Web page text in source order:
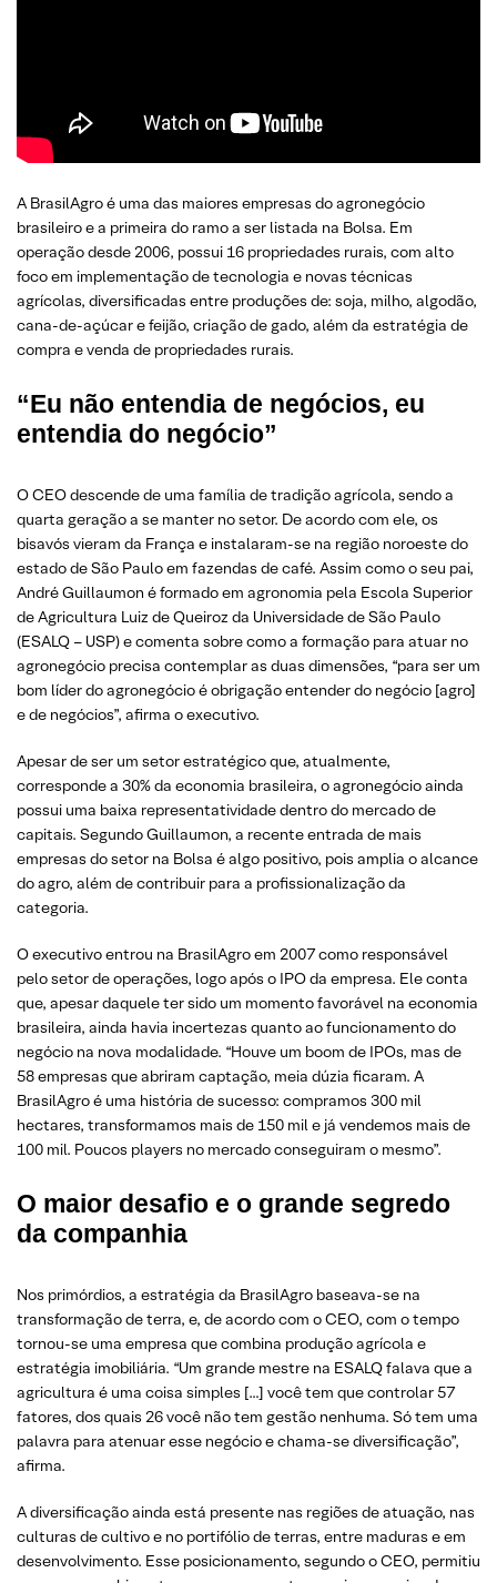
A BrasilAgro é uma das maiores empresas do agronegócio
brasileiro e a primeira do ramo a ser listada na Bolsa. Em
operação desde 2006, possui 16 propriedades rurais, com alto
foco em implementação de tecnologia e novas técnicas
agrícolas, diversificadas entre produções de: soja, milho, algodão,
cana-de-açúcar e feijão, criação de gado, além da estratégia de
compra e venda de propriedades rurais.
“Eu não entendia de negócios, eu
entendia do negócio”
O CEO descende de uma família de tradição agrícola, sendo a
quarta geração a se manter no setor. De acordo com ele, os
bisavós vieram da França e instalaram-se na região noroeste do
estado de São Paulo em fazendas de café. Assim como o seu pai,
André Guillaumon é formado em agronomia pela Escola Superior
de Agricultura Luiz de Queiroz da Universidade de São Paulo
(ESALQ – USP) e comenta sobre como a formação para atuar no
agronegócio precisa contemplar as duas dimensões, “para ser um
bom líder do agronegócio é obrigação entender do negócio [agro]
e de negócios”, afirma o executivo.
Apesar de ser um setor estratégico que, atualmente,
corresponde a 30% da economia brasileira, o agronegócio ainda
possui uma baixa representatividade dentro do mercado de
capitais. Segundo Guillaumon, a recente entrada de mais
empresas do setor na Bolsa é algo positivo, pois amplia o alcance
do agro, além de contribuir para a profissionalização da
categoria.
O executivo entrou na BrasilAgro em 2007 como responsável
pelo setor de operações, logo após o IPO da empresa. Ele conta
que, apesar daquele ter sido um momento favorável na economia
brasileira, ainda havia incertezas quanto ao funcionamento do
negócio na nova modalidade. “Houve um boom de IPOs, mas de
58 empresas que abriram captação, meia dúzia ficaram. A
BrasilAgro é uma história de sucesso: compramos 300 mil
hectares, transformamos mais de 150 mil e já vendemos mais de
100 mil. Poucos players no mercado conseguiram o mesmo”.
O maior desafio e o grande segredo
da companhia
Nos primórdios, a estratégia da BrasilAgro baseava-se na
transformação de terra, e, de acordo com o CEO, com o tempo
tornou-se uma empresa que combina produção agrícola e
estratégia imobiliária. “Um grande mestre na ESALQ falava que a
agricultura é uma coisa simples […] você tem que controlar 57
fatores, dos quais 26 você não tem gestão nenhuma. Só tem uma
palavra para atenuar esse negócio e chama-se diversificação”,
afirma.
A diversificação ainda está presente nas regiões de atuação, nas
culturas de cultivo e no portifólio de terras, entre maduras e em
desenvolvimento. Esse posicionamento, segundo o CEO, permitiu